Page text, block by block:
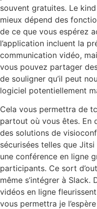
souvent gratuites. Le
mieux dépend des
de ce que vous espérez
l’application incluent la
communication vidéo,
vous pouvez partager
de souligner qu’il peut
logiciel potentiellement
Cela vous permettra de
partout où vous êtes. En
des solutions de
sécurisées telles que
une conférence en ligne
participants. Ce sort
même s’intégrer à
vidéos en ligne
vous permettra je